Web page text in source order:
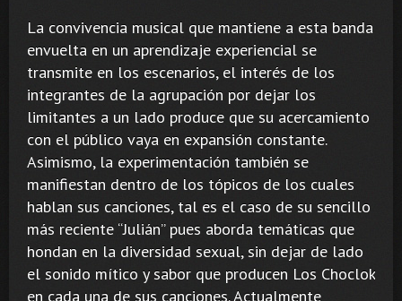
La convivencia musical que mantiene a esta banda
envuelta en un aprendizaje experiencial se
transmite en los escenarios, el interés de los
integrantes de la agrupación por dejar los
limitantes a un lado produce que su acercamiento
con el público vaya en expansión constante.
Asimismo, la experimentación también se
manifiestan dentro de los tópicos de los cuales
hablan sus canciones, tal es el caso de su sencillo
más reciente “Julián” pues aborda temáticas que
hondan en la diversidad sexual, sin dejar de lado
el sonido mítico y sabor que producen Los Choclok
en cada una de sus canciones. Actualmente